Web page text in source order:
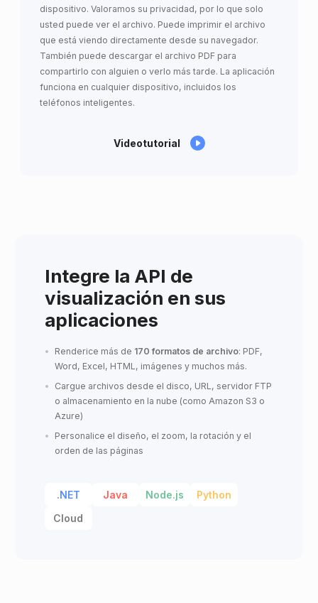
dispositivo. Valoramos su privacidad, por lo que solo
usted puede ver el archivo. Puede imprimir el archivo
que está viendo directamente desde su navegador.
También puede descargar el archivo PDF para
compartirlo con alguien o verlo más tarde. La aplicación
funciona en cualquier dispositivo, incluidos los
teléfonos inteligentes.
Videotutorial
Integre la API de
visualización en sus
aplicaciones
Renderice más de 170 formatos de archivo: PDF,
Word, Excel, HTML, imágenes y muchos más.
Cargue archivos desde el disco, URL, servidor FTP
o almacenamiento en la nube (como Amazon S3 o
Azure)
Personalice el diseño, el zoom, la rotación y el
orden de las páginas
.NET Java Node.js
Python
Cloud